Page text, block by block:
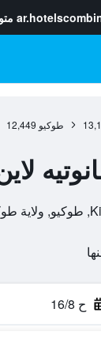
طوكيو 12,449
ح 16/8